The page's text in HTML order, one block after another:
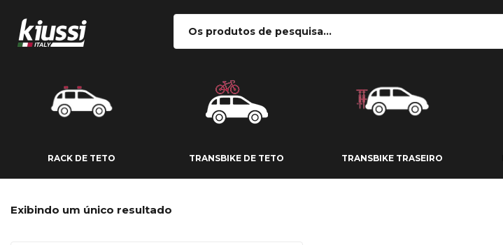
RACK DE TETO TRANSBIKE DE TETO TRANSBIKE TRASEIRO
TRANSBIKE DE TETO
Exibindo um único resultado